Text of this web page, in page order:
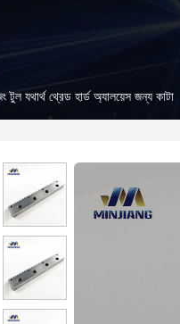
টুল যথার্থ থ্রেড হার্ড অ্যালয়েস জন্য কাটা